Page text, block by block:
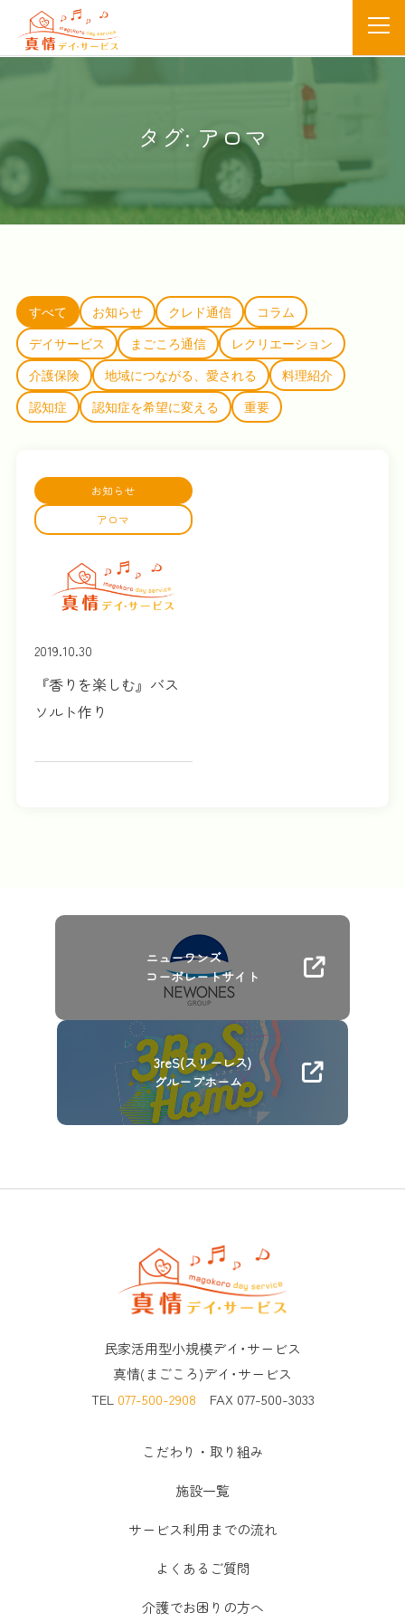
タグ: アロマ
すべて お知らせ クレド通信 コラム
デイサービス まごころ通信 レクリエーション
介護保険 地域につながる、愛される 料理紹介
認知症 認知症を希望に変える 重要
お知らせ
アロマ
2019.10.30
『香りを楽しむ』バス
ソルト作り
ニューワンズ
コーポレートサイト
3reS(スリーレス)
グループホーム
民家活用型小規模デイ･サービス
真情(まごころ)デイ･サービス
TEL 077-500-2908 FAX 077-500-3033
こだわり・取り組み
施設一覧
サービス利用までの流れ
よくあるご質問
介護でお困りの方へ